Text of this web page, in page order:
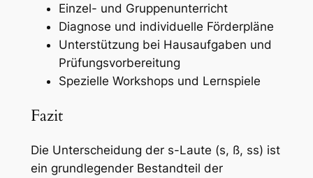
Einzel- und Gruppenunterricht
Diagnose und individuelle Förderpläne
Unterstützung bei Hausaufgaben und
Prüfungsvorbereitung
Spezielle Workshops und Lernspiele
Fazit
Die Unterscheidung der s-Laute (s, ß, ss) ist
ein grundlegender Bestandteil der